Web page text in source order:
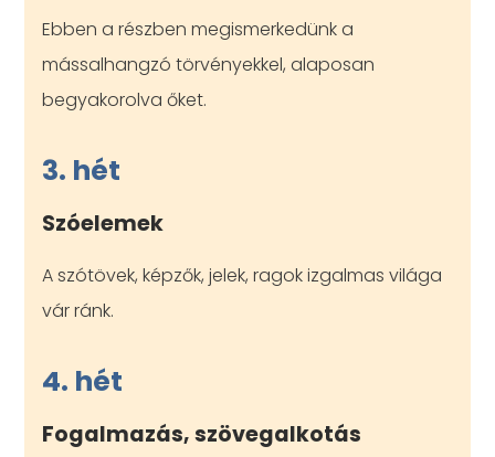
Ebben a részben megismerkedünk a
mássalhangzó törvényekkel, alaposan
begyakorolva őket.
3. hét
Szóelemek
A szótövek, képzők, jelek, ragok izgalmas világa
vár ránk.
4. hét
Fogalmazás, szövegalkotás